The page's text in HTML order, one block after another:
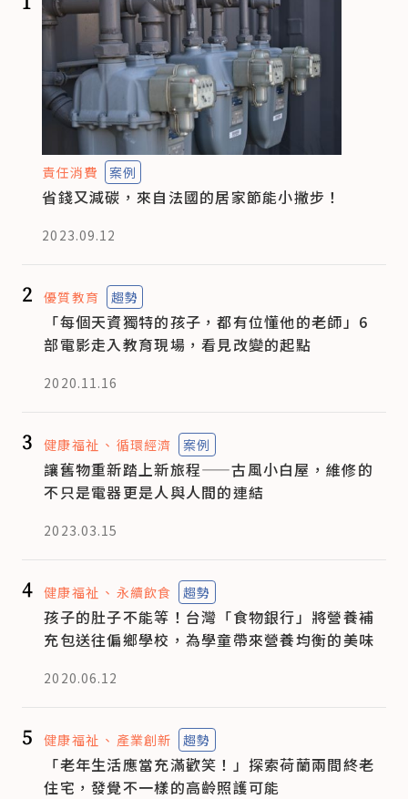
責任消費 案例
省錢又減碳，來自法國的居家節能小撇步！
2023.09.12
2 優質教育 趨勢
「每個天資獨特的孩子，都有位懂他的老師」6
部電影走入教育現場，看見改變的起點
2020.11.16
3 健康福祉 循環經濟 案例
讓舊物重新踏上新旅程——古風小白屋，維修的
不只是電器更是人與人間的連結
2023.03.15
4 健康福祉 永續飲食 趨勢
孩子的肚子不能等！台灣「食物銀行」將營養補
充包送往偏鄉學校，為學童帶來營養均衡的美味
2020.06.12
5 健康福祉 產業創新 趨勢
「老年生活應當充滿歡笑！」探索荷蘭兩間終老
住宅，發覺不一樣的高齡照護可能